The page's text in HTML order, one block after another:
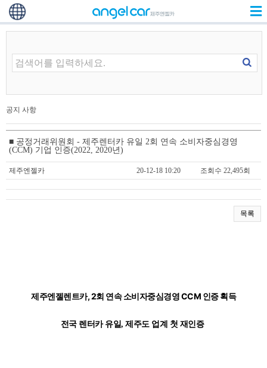
공지 사항
■ 공정거래위원회 - 제주렌터카 유일 2회 연속 소비자중심경영
(CCM) 기업 인증(2022, 2020년)
제주엔젤카 20-12-18 10:20 조회수 22,495회
목록
제주엔젤렌트카, 2회 연속 소비자중심경영 CCM 인증 획득
전국 렌터카 유일, 제주도 업계 첫 재인증